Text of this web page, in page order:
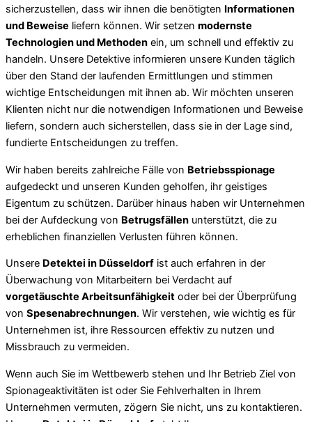
sicherzustellen, dass wir ihnen die benötigten Informationen
und Beweise liefern können. Wir setzen modernste
Technologien und Methoden ein, um schnell und effektiv zu
handeln. Unsere Detektive informieren unsere Kunden täglich
über den Stand der laufenden Ermittlungen und stimmen
wichtige Entscheidungen mit ihnen ab. Wir möchten unseren
Klienten nicht nur die notwendigen Informationen und Beweise
liefern, sondern auch sicherstellen, dass sie in der Lage sind,
fundierte Entscheidungen zu treffen.
Wir haben bereits zahlreiche Fälle von Betriebsspionage
aufgedeckt und unseren Kunden geholfen, ihr geistiges
Eigentum zu schützen. Darüber hinaus haben wir Unternehmen
bei der Aufdeckung von Betrugsfällen unterstützt, die zu
erheblichen finanziellen Verlusten führen können.
Unsere Detektei in Düsseldorf ist auch erfahren in der
Überwachung von Mitarbeitern bei Verdacht auf
vorgetäuschte Arbeitsunfähigkeit oder bei der Überprüfung
von Spesenabrechnungen. Wir verstehen, wie wichtig es für
Unternehmen ist, ihre Ressourcen effektiv zu nutzen und
Missbrauch zu vermeiden.
Wenn auch Sie im Wettbewerb stehen und Ihr Betrieb Ziel von
Spionageaktivitäten ist oder Sie Fehlverhalten in Ihrem
Unternehmen vermuten, zögern Sie nicht, uns zu kontaktieren.